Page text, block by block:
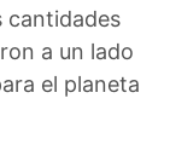
cantidades
a un lado
el planeta